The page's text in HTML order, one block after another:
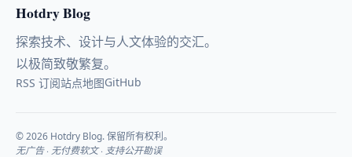
Hotdry Blog
探索技术、设计与人文体验的交汇。
以极简致敬繁复。
RSS 订阅站点地图GitHub
© 2026 Hotdry Blog. 保留所有权利。
无广告 · 无付费软文 · 支持公开勘误